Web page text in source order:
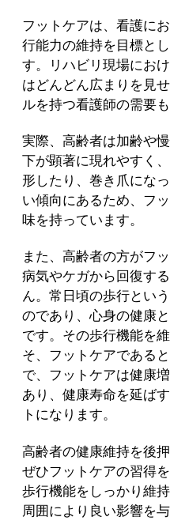
フットケアは、看護に
行能力の維持を目標と
す。リハビリ現場にお
はどんどん広まりを見
ルを持つ看護師の需要
実際、高齢者は加齢や
下が顕著に現れやすく
形したり、巻き爪にな
い傾向にあるため、フ
味を持っています。
また、高齢者の方がフ
病気やケガから回復す
ん。常日頃の歩行とい
のであり、心身の健康
です。その歩行機能を
そ、フットケアである
で、フットケアは健康
あり、健康寿命を延ば
トになります。
高齢者の健康維持を後
ぜひフットケアの習得
歩行機能をしっかり維
周囲により良い影響を